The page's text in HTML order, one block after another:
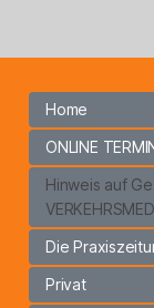
Home
ONLINE
Hinweis auf
Die
Privat